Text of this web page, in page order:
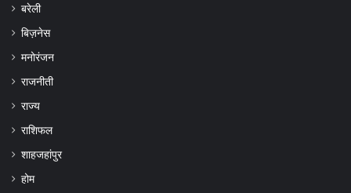
बरेली
बिज़नेस
मनोरंजन
राजनीती
राज्य
राशिफल
शाहजहांपुर
होम